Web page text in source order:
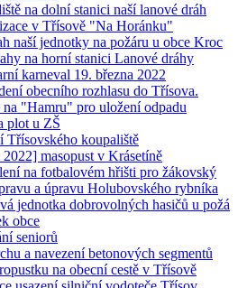
na dolní stanici naší lanové dráh
v Třísově "Na Horánku"
naší jednotky na požáru u obce Kroc
na horní stanici Lanové dráhy
karneval 19. března 2022
obecního rozhlasu do Třísova.
"Hamru" pro uložení odpadu
plot u ZŠ
Třísovského koupaliště
masopust v Krásetíně
na fotbalovém hřišti pro žákovský
a úpravu Holubovského rybníka
jednotka dobrovolných hasičů u požá
obce
seniorů
a navezení betonových segmentů
na obecní cestě v Třísově